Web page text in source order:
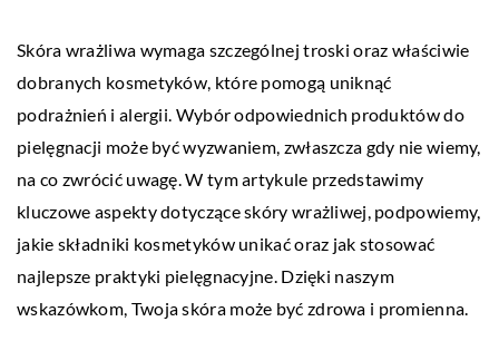
Skóra wrażliwa wymaga szczególnej troski oraz właściwie
dobranych kosmetyków, które pomogą uniknąć
podrażnień i alergii. Wybór odpowiednich produktów do
pielęgnacji może być wyzwaniem, zwłaszcza gdy nie wiemy,
na co zwrócić uwagę. W tym artykule przedstawimy
kluczowe aspekty dotyczące skóry wrażliwej, podpowiemy,
jakie składniki kosmetyków unikać oraz jak stosować
najlepsze praktyki pielęgnacyjne. Dzięki naszym
wskazówkom, Twoja skóra może być zdrowa i promienna.